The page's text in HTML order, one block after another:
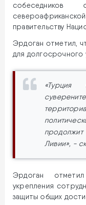
правительству
Эрдоган отметил,
для долгосрочного
«Турция
Ливии», -
Эрдоган
укрепления
защиты общих